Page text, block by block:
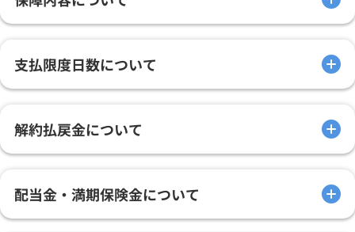
支払限度日数について
解約払戻金について
配当金・満期保険金について